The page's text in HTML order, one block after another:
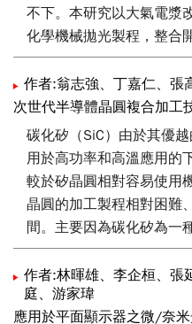
不下。本研究以大氣電漿
化學機械拋光製程，整合
術，達到加速4吋碳化矽
升基板之表面拋光品質。
作者:翁志強、丁嘉仁、張
次世代半導體晶圓複合加工
碳化矽（SiC）由於其優
用於高功率和高溫應用的
較於矽晶圓相對容易使用
晶圓的加工製程相對困難
間。主要因為碳化矽為一
瓷材料。本研究主要開發
助拋光兩種複合加工技術
的手段。
作者:林暉雄、李企桓、張
庭、游家瑋
應用於平面顯示器之微/奈